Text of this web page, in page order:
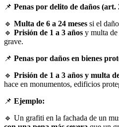
📌 Penas por delito de daños (art.
🔹 Multa de 6 a 24 meses si el
🔹 Prisión de 1 a 3 años y multa de
grave.
📌 Penas por daños en bienes
🔹 Prisión de 1 a 3 años y multa
hace en monumentos, edificios
📌 Ejemplo:
🔹 Un grafiti en la fachada de un